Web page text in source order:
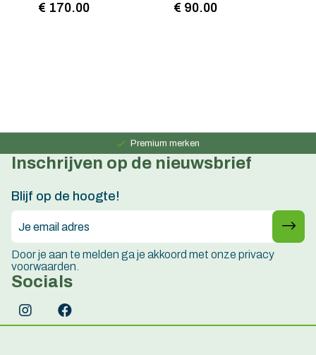
€ 170.00 € 90.00
Premium merken
Persoonlijk advies
Inschrijven op de nieuwsbrief
Blijf op de hoogte!
Door je aan te melden ga je akkoord met onze privacy
voorwaarden.
Socials